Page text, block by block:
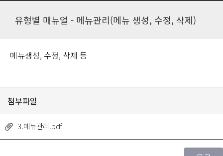
유형별 매뉴얼 - 메뉴관리(메뉴 생성, 수정, 삭제)
메뉴생성, 수정, 삭제 등
첨부파일
3.메뉴관리.pdf